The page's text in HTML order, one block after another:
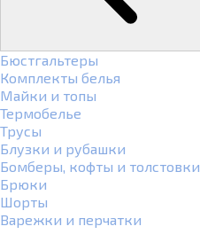
Бюстгальтеры
Комплекты белья
Майки и топы
Термобелье
Трусы
Блузки и рубашки
Бомберы, кофты и толстовки
Брюки
Шорты
Варежки и перчатки